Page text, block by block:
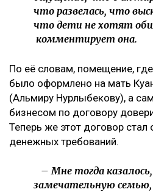
что развелась, что
что дети не хотят
комментирует она.
По её словам, помещение,
было оформлено на мать
(Альмиру Нурлыбекову), а
бизнесом по договору
Теперь же этот договор стал
денежных требований.
– Мне тогда
замечательную семью,